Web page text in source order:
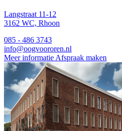
Langstraat 11-12
3162 WC, Rhoon
085 - 486 3743
info@oogvoororen.nl
Meer informatie Afspraak maken